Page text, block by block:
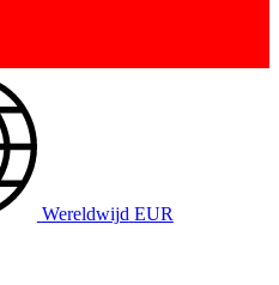
Wereldwijd EUR